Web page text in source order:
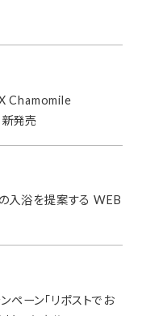
Chamomile
発売
入浴を提案する WEB
ペーン「リポストでお